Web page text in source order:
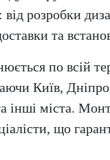
від розробки
та
по всій
Київ,
інші міста.
що